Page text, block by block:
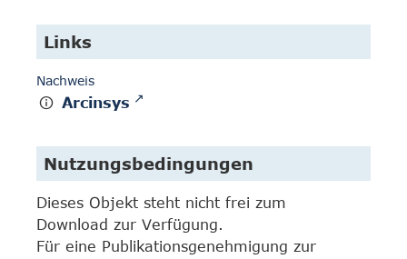
Links
Nachweis
Arcinsys
Nutzungsbedingungen
Dieses Objekt steht nicht frei zum
Download zur Verfügung.
Für eine Publikationsgenehmigung zur